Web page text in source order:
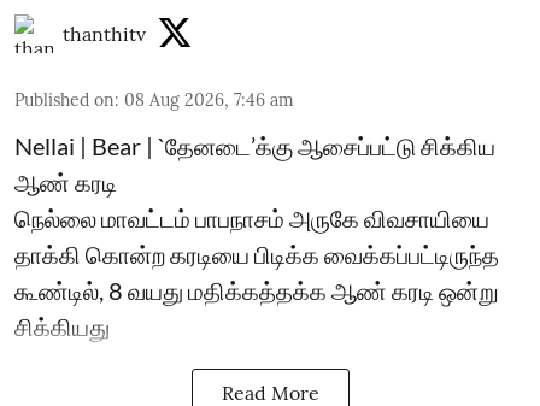
thanthitv
Published on: 08 Aug 2026, 7:46 am
Nellai | Bear | `தேனடை’க்கு ஆசைப்பட்டு சிக்கிய
ஆண் கரடி
நெல்லை மாவட்டம் பாபநாசம் அருகே விவசாயியை
தாக்கி கொன்ற கரடியை பிடிக்க வைக்கப்பட்டிருந்த
கூண்டில், 8 வயது மதிக்கத்தக்க ஆண் கரடி ஒன்று
சிக்கியது
Read More